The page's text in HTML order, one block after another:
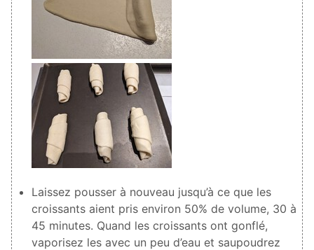
Laissez pousser à nouveau jusqu’à ce que les
croissants aient pris environ 50% de volume, 30 à
45 minutes. Quand les croissants ont gonflé,
vaporisez les avec un peu d’eau et saupoudrez